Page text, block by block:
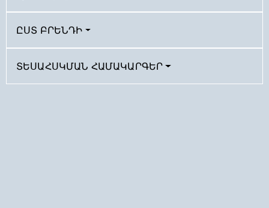
ԸՍՏ ԲՐԵՆԴԻ
ՏԵՍԱՀՍԿՄԱՆ ՀԱՄԱԿԱՐԳԵՐ